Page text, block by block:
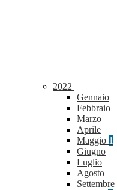
2022
Gennaio
Febbraio
Marzo
Aprile
Maggio 1
Giugno
Luglio
Agosto
Settembre